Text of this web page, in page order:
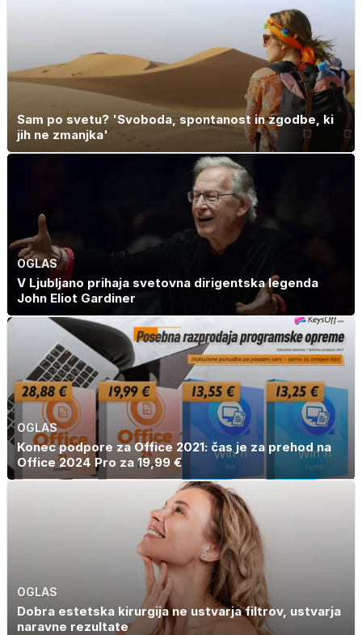
Sam po svetu? 'Svoboda, spontanost in zgodbe, ki
jih ne zmanjka'
OGLAS
V Ljubljano prihaja svetovna dirigentska legenda
John Eliot Gardiner
OGLAS
Konec podpore za Office 2021: čas je za prehod na
Office 2024 Pro za 19,99 €
OGLAS
Dobra estetska kirurgija ne ustvarja filtrov, ustvarja
naravne rezultate